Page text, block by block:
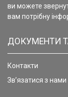
ви можете
вам потрібну
ДОКУМЕНТИ
Контакти
Зв’язатися з нами